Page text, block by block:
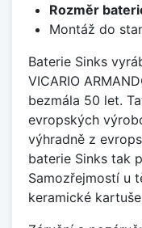
Rozměr
Montáž do
Baterie Sinks
VICARIO
bezmála 50 let.
evropských
výhradně z
baterie Sinks tak
Samozřejmostí u
keramické